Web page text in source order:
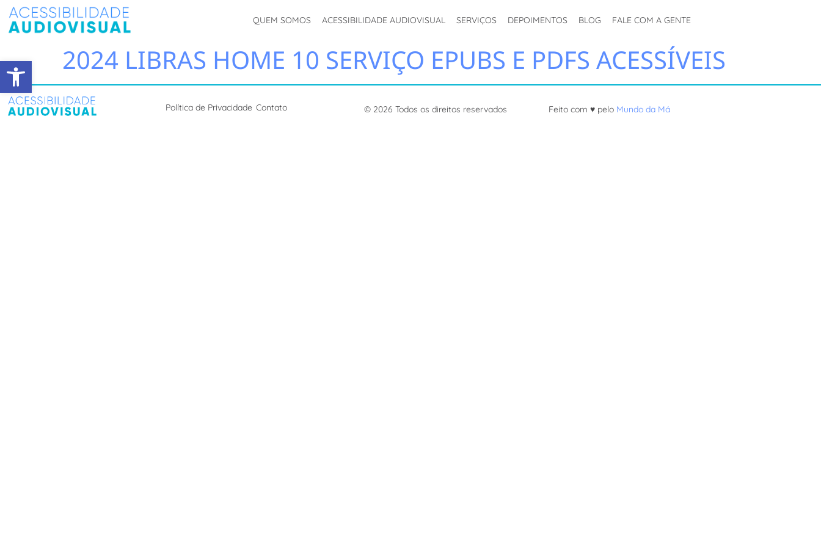
Abrir a barra de ferramentas
QUEM SOMOS ACESSIBILIDADE AUDIOVISUAL SERVIÇOS DEPOIMENTOS BLOG FALE COM A GENTE
2024 LIBRAS HOME 10 SERVIÇO EPUBS E PDFS ACESSÍVEIS
Política de Privacidade Contato © 2026 Todos os direitos reservados Feito com ♥ pelo Mundo da Má